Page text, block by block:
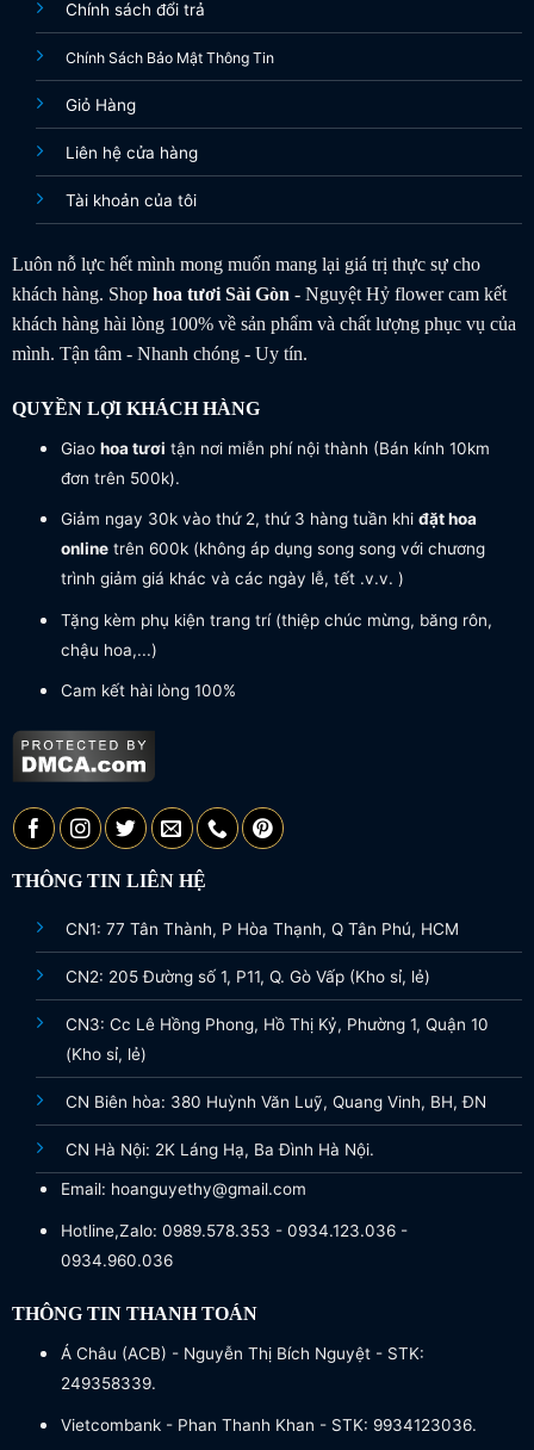
Chính sách đổi trả
Chính Sách Bảo Mật Thông Tin
Giỏ Hàng
Liên hệ cửa hàng
Tài khoản của tôi
Luôn nỗ lực hết mình mong muốn mang lại giá trị thực sự cho
khách hàng. Shop hoa tươiSài Gòn - Nguyệt Hỷ flower cam kết
khách hàng hài lòng 100% về sản phẩm và chất lượng phục vụ của
mình. Tận tâm - Nhanh chóng - Uy tín.
QUYỀN LỢI KHÁCH HÀNG
Giao hoa tươi tận nơi miễn phí nội thành (Bán kính 10km
đơn trên 500k).
Giảm ngay 30k vào thứ 2, thứ 3 hàng tuần khi đặt hoa
onlinetrên 600k (không áp dụng song song với chương
trình giảm giá khác và các ngày lễ, tết .v.v. )
Tặng kèm phụ kiện trang trí (thiệp chúc mừng, băng rôn,
chậu hoa,...)
Cam kết hài lòng 100%
THÔNG TIN LIÊN HỆ
CN1: 77 Tân Thành, P Hòa Thạnh, Q Tân Phú, HCM
CN2: 205 Đường số 1, P11, Q. Gò Vấp (Kho sỉ, lẻ)
CN3: Cc Lê Hồng Phong, Hồ Thị Kỷ, Phường 1, Quận 10
(Kho sỉ, lẻ)
CN Biên hòa: 380 Huỳnh Văn Luỹ, Quang Vinh, BH, ĐN
CN Hà Nội: 2K Láng Hạ, Ba Đình Hà Nội.
Email: hoanguyethy@gmail.com
Hotline,Zalo: 0989.578.353 - 0934.123.036 -
0934.960.036
THÔNG TIN THANH TOÁN
Á Châu (ACB) - Nguyễn Thị Bích Nguyệt - STK:
249358339.
Vietcombank - Phan Thanh Khan - STK: 9934123036.